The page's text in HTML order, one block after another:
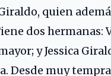
quien
dos hermanas:
y Jessica
Desde muy